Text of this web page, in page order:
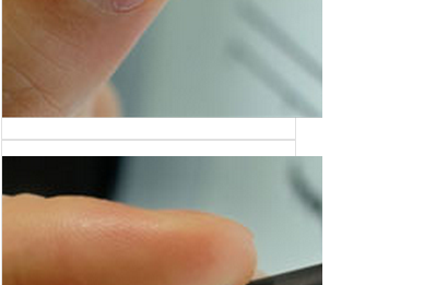
Термин «исследование
на полиграфе» точнее
отражает суть
процедуры, чем
разговорное…
Какие вопросы